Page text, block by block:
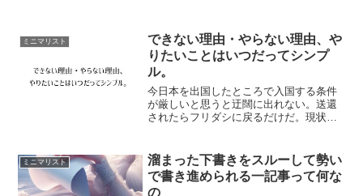
多いかと思います。どんな状...
ミニマリスト
できない理由・やらない理由、や
りたいことはいつだってシンプ
ル。
今日本を出国したところで入国する条件
が厳しいと思うと迂闊に出れない。送還
されたらフリダシに戻るだけだ。現状、
とものすごく心がうずうずしてくるのは
間違いないが。家を出て外...
ミニマリスト
溜まった下書きをスルーして勢い
で書き進められる一記事って何な
の